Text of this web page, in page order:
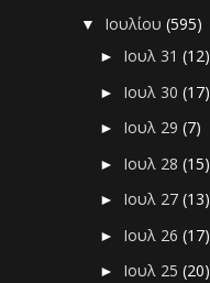
▼ Ιουλίου(595)
► Ιουλ 31(12)
► Ιουλ 30(17)
► Ιουλ 29(7)
► Ιουλ 28(15)
► Ιουλ 27(13)
► Ιουλ 26(17)
► Ιουλ 25(20)